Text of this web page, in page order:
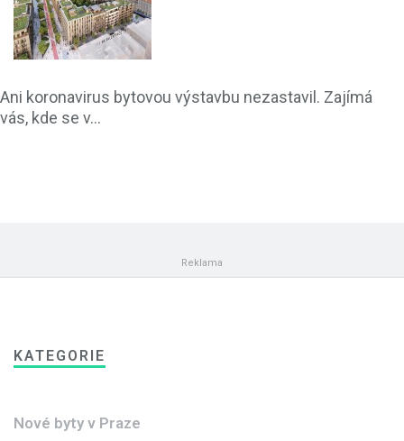
Ani koronavirus bytovou výstavbu nezastavil. Zajímá
vás, kde se v...
KATEGORIE
Nové byty v Praze